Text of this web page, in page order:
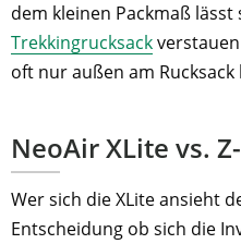
dem kleinen Packmaß
Trekkingrucksack
oft nur außen am Rucksack
NeoAir XLite vs.
Wer sich die XLite ansieht
Entscheidung ob sich die